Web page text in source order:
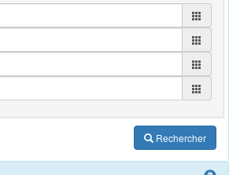
Rechercher